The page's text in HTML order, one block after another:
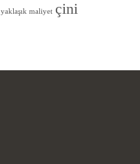
yaklaşık maliyet çini